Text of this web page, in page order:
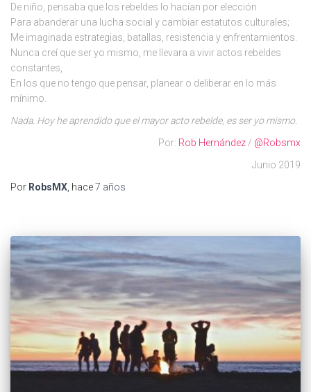
De niño, pensaba que los rebeldes lo hacían por elección
Para abanderar una lucha social y cambiar estatutos culturales;
Me imaginada estrategias, batallas, resistencia y enfrentamientos.
Nunca creí que ser yo mismo, me llevara a vivir actos rebeldes
constantes,
En los que no tengo que pensar, planear o deliberar en lo más
mínimo.
Nada. Hoy he aprendido que el mayor acto rebelde, es ser yo mismo.
Por: Rob Hernández / @Robsmx
Junio 2019
Por RobsMX , hace7 años